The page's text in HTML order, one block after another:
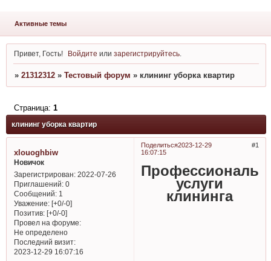
Активные темы
Привет, Гость! Войдите илизарегистрируйтесь
» 21312312 » Тестовый форум » клининг уборка квартир
клининг уборка квартир
Страница: 1
Поделиться 1
2023-12-29
16:07:15
xlouoghbiw
Новичок
Зарегистрирован: 2022-07-26
Приглашений:0
Сообщений:1
Уважение: [+0/-0]
Позитив: [+0/-0]
Провел на форуме:
Не определено
Последний визит:
2023-12-29 16:07:16
услуги
клининга